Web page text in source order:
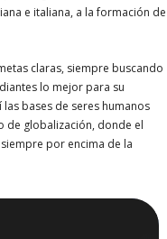
e italiana, a la formación de
claras, siempre buscando
lo mejor para su
bases de seres humanos
de globalización, donde el
por encima de la